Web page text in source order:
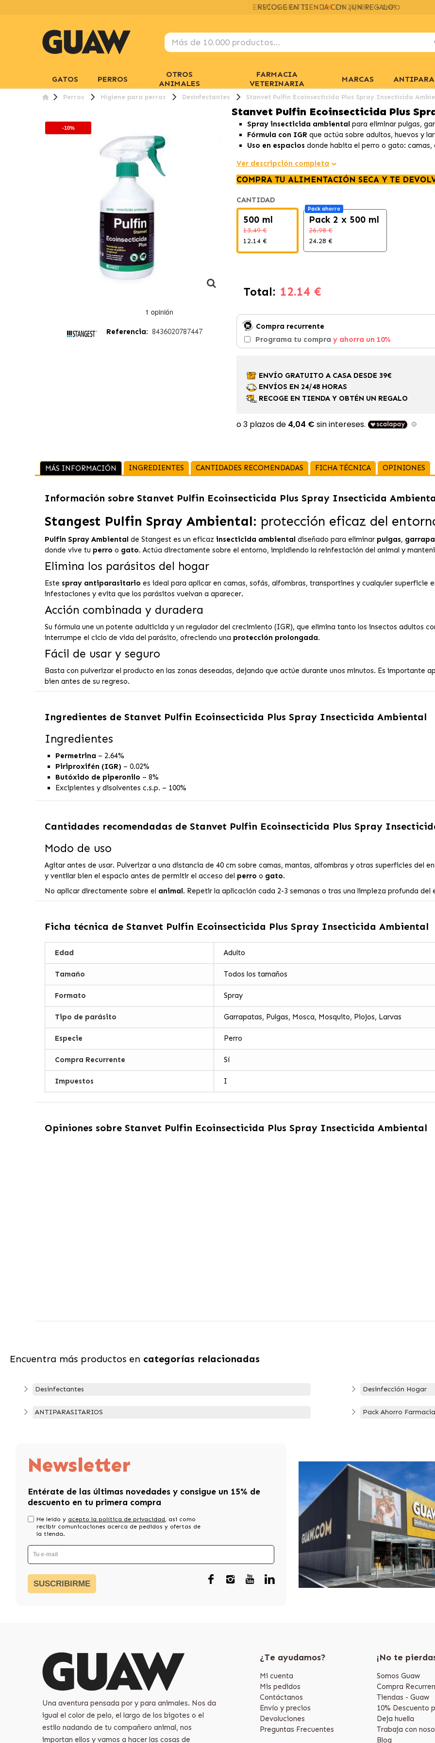
ENVÍOS GRATIS > 39€EN 24/48H+ INFO
GATOS PERROS
OTROS
ANIMALES
FARMACIA
VETERINARIA
MARCAS
Perros Higiene para perros Desinfectantes Stanvet Pulfin Ecoinsecticida Plus Spray Insecticida
Stanvet Pulfin Ecoinsecticida Plus
-10%
Referencia: 8436020787447
Spray insecticida ambiental para eliminar pulgas,
Fórmula con IGR que actúa sobre adultos, huevos y
Uso en espacios donde habita el perro o gato:
Ver descripción completa
COMPRA TU ALIMENTACIÓN SECA Y TE
CANTIDAD
500 ml
13.49 €
12.14 €
Pack ahorro
Pack 2 x 500 ml
26.98 €
24.28 €
Total: 12.14 €
Compra recurrente
Programa tu compra y ahorra un 10%
ENVÍO GRATUITO A CASA DESDE 39€
ENVÍOS EN 24/48 HORAS
RECOGE EN TIENDA Y OBTÉN UN REGALO
MÁS INFORMACIÓN INGREDIENTES CANTIDADES RECOMENDADAS FICHA TÉCNICA OPINIONES
Información sobre Stanvet Pulfin Ecoinsecticida Plus Spray Insecticida
Stangest Pulfin Spray Ambiental: protección eficaz del
Pulfin Spray Ambiental de Stangest es un eficaz insecticida ambiental diseñado para eliminar pulgas,
donde vive tu perro o gato. Actúa directamente sobre el entorno, impidiendo la reinfestación del animal y
Elimina los parásitos del hogar
Este spray antiparasitario es ideal para aplicar en camas, sofás, alfombras, transportines y cualquier superficie
infestaciones y evita que los parásitos vuelvan a aparecer.
Acción combinada y duradera
Su fórmula une un potente adulticida y un regulador del crecimiento (IGR), que elimina tanto los insectos adultos
interrumpe el ciclo de vida del parásito, ofreciendo una protección prolongada.
Fácil de usar y seguro
Basta con pulverizar el producto en las zonas deseadas, dejando que actúe durante unos minutos. Es importante
bien antes de su regreso.
Ingredientes de Stanvet Pulfin Ecoinsecticida Plus Spray Insecticida Ambiental
Ingredientes
Permetrina – 2.64%
Piriproxifén (IGR) – 0.02%
Butóxido de piperonilo – 8%
Excipientes y disolventes c.s.p. – 100%
Cantidades recomendadas de Stanvet Pulfin Ecoinsecticida Plus Spray
Modo de uso
Agitar antes de usar. Pulverizar a una distancia de 40 cm sobre camas, mantas, alfombras y otras superficies del
y ventilar bien el espacio antes de permitir el acceso del perro o gato.
No aplicar directamente sobre el animal. Repetir la aplicación cada 2-3 semanas o tras una limpieza profunda del
Ficha técnica de Stanvet Pulfin Ecoinsecticida Plus Spray Insecticida Ambiental
Edad Adulto
Tamaño Todos los tamaños
Formato Spray
Tipo de parásito Garrapatas, Pulgas, Mosca, Mosquito, Piojos, Larvas
Especie Perro
Compra Recurrente Sí
Impuestos I
Opiniones sobre Stanvet Pulfin Ecoinsecticida Plus Spray Insecticida Ambiental
Encuentra más productos en categorías relacionadas
Desinfectantes
ANTIPARASITARIOS
Desinfección Hogar
Pack Ahorro
Newsletter
Entérate de las últimas novedades y consigue un 15% de
descuento en tu primera compra
He leído y acepto la política de privacidad, asi como
recibir comunicaciones acerca de pedidos y ofertas de
la tienda.
SUSCRIBIRME
Una aventura pensada por y para animales. Nos da
igual el color de pelo, el largo de los bigotes o el
estilo nadando de tu compañero animal, nos
importan ellos y vamos a hacer las cosas de
¿Te ayudamos?
Mi cuenta
Mis pedidos
Contáctanos
Envío y precios
Devoluciones
Preguntas Frecuentes
¡No te
Somos Guaw
Compra
Tiendas - Guaw
10% Descuento
Deja huella
Trabaja con
Blog